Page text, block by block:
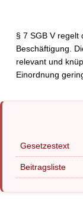
§ 7 SGB V regelt
Beschäftigung.
relevant und
Einordnung
Gesetzestext
Beitragsliste